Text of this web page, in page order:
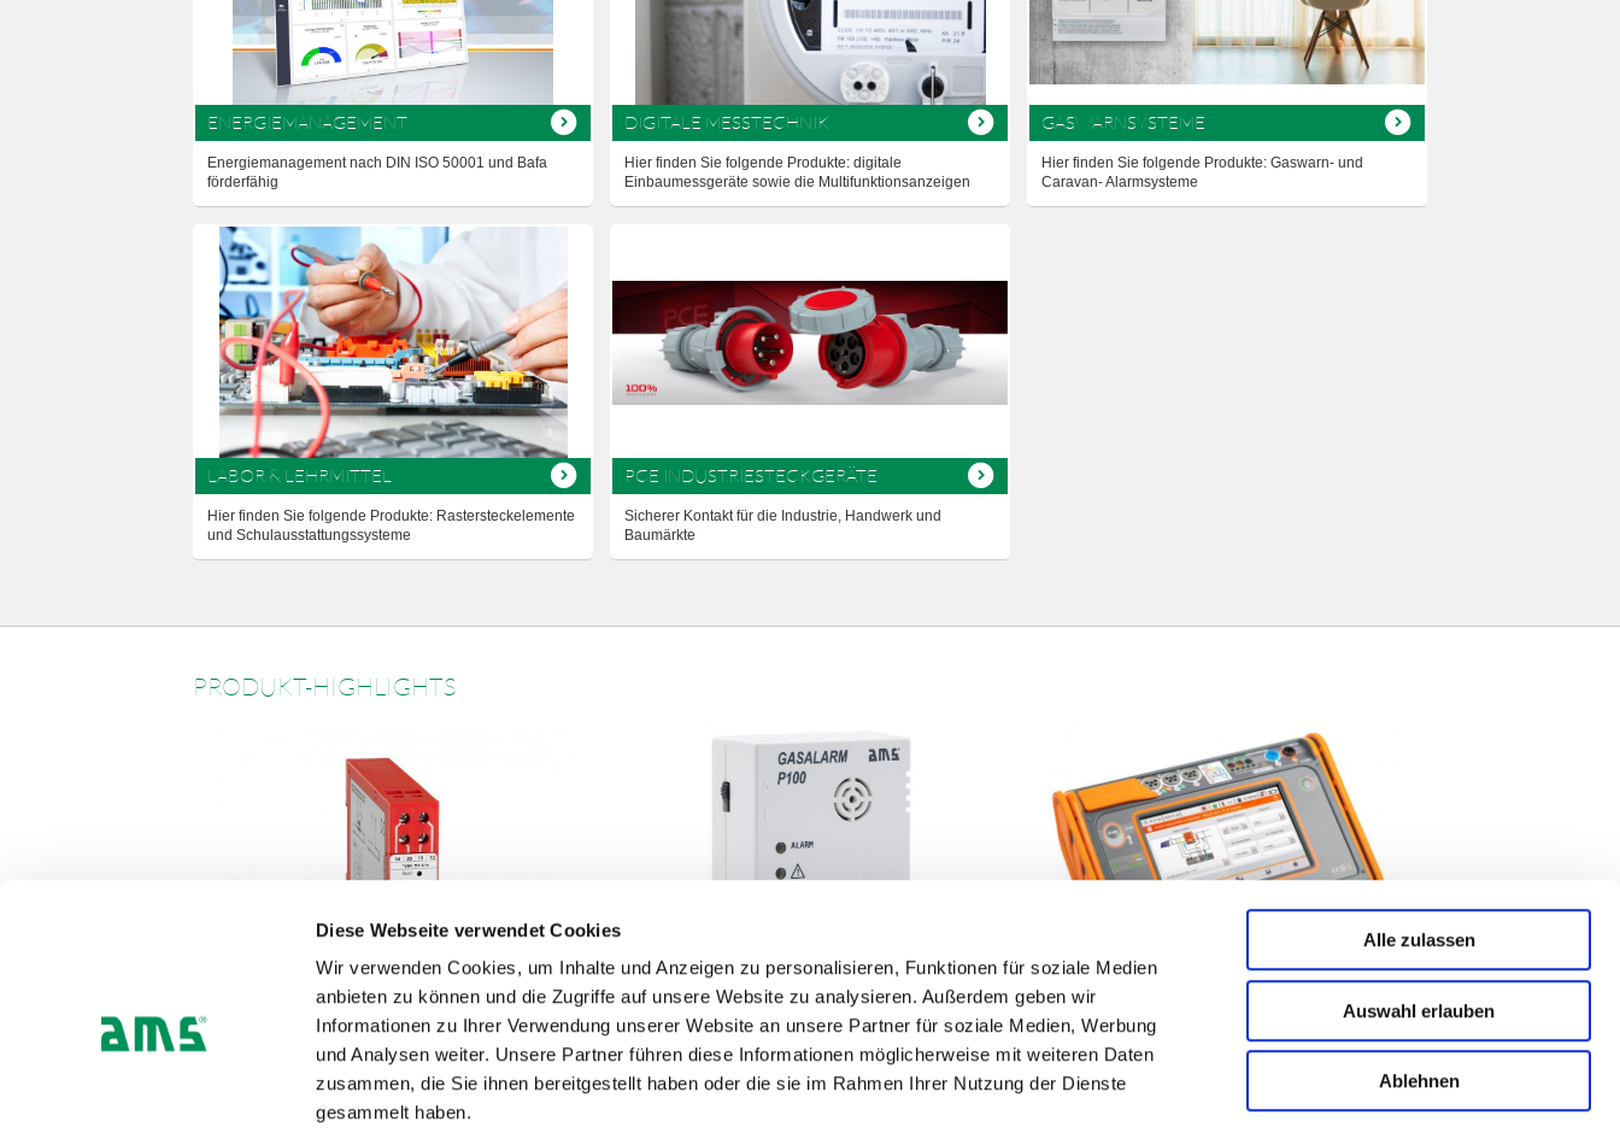
Diese Webseite verwendet Cookies
Wir verwenden Cookies, um Inhalte und Anzeigen zu personalisieren, Funktionen für soziale Medien
anbieten zu können und die Zugriffe auf unsere Website zu analysieren. Außerdem geben wir
Informationen zu Ihrer Verwendung unserer Website an unsere Partner für soziale Medien, Werbung
und Analysen weiter. Unsere Partner führen diese Informationen möglicherweise mit weiteren Daten
zusammen, die Sie ihnen bereitgestellt haben oder die sie im Rahmen Ihrer Nutzung der Dienste
gesammelt haben.
Alle zulassen
Auswahl erlauben
Ablehnen
ENERGIEMANAGEMENT
Energiemanagement nach DIN ISO 50001 und Bafa
förderfähig
DIGITALE MESSTECHNIK
Hier finden Sie folgende Produkte: digitale
Einbaumessgeräte sowie die Multifunktionsanzeigen
GASWARNSYSTEME
Hier finden Sie folgende Produkte: Gaswarn- und
Caravan- Alarmsysteme
LABOR & LEHRMITTEL
Hier finden Sie folgende Produkte: Rastersteckelemente
und Schulausstattungssysteme
PCE INDUSTRIESTECKGERÄTE
Sicherer Kontakt für die Industrie, Handwerk und
Baumärkte
PRODUKT-HIGHLIGHTS
Messumformer /
GASALARM P100
Ausführung gemäß EN 50194-1:2009
Isolationsmessgerät MPI 540
Multifunktionsinstallationsprüfgerät